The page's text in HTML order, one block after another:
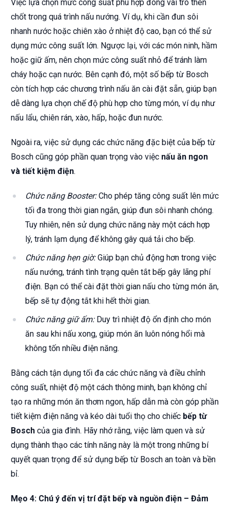
Việc lựa chọn mức công suất phù hợp đóng vai trò then
chốt trong quá trình nấu nướng. Ví dụ, khi cần đun sôi
nhanh nước hoặc chiên xào ở nhiệt độ cao, bạn có thể sử
dụng mức công suất lớn. Ngược lại, với các món ninh, hầm
hoặc giữ ấm, nên chọn mức công suất nhỏ để tránh làm
cháy hoặc cạn nước. Bên cạnh đó, một số bếp từ Bosch
còn tích hợp các chương trình nấu ăn cài đặt sẵn, giúp bạn
dễ dàng lựa chọn chế độ phù hợp cho từng món, ví dụ như
nấu lẩu, chiên rán, xào, hấp, hoặc đun nước.
Ngoài ra, việc sử dụng các chức năng đặc biệt của bếp từ
Bosch cũng góp phần quan trọng vào việc nấu ăn ngon
và tiết kiệm điện.
Chức năng Booster:Cho phép tăng công suất lên mức
tối đa trong thời gian ngắn, giúp đun sôi nhanh chóng.
Tuy nhiên, nên sử dụng chức năng này một cách hợp
lý, tránh lạm dụng để không gây quá tải cho bếp.
Chức năng hẹn giờ:Giúp bạn chủ động hơn trong việc
nấu nướng, tránh tình trạng quên tắt bếp gây lãng phí
điện. Bạn có thể cài đặt thời gian nấu cho từng món ăn,
bếp sẽ tự động tắt khi hết thời gian.
Chức năng giữ ấm:Duy trì nhiệt độ ổn định cho món
ăn sau khi nấu xong, giúp món ăn luôn nóng hổi mà
không tốn nhiều điện năng.
Bằng cách tận dụng tối đa các chức năng và điều chỉnh
công suất, nhiệt độ một cách thông minh, bạn không chỉ
tạo ra những món ăn thơm ngon, hấp dẫn mà còn góp phần
tiết kiệm điện năng và kéo dài tuổi thọ cho chiếc bếp từ
Bosch của gia đình. Hãy nhớ rằng, việc làm quen và sử
dụng thành thạo các tính năng này là một trong những bí
quyết quan trọng để sử dụng bếp từ Bosch an toàn và bền
bỉ.
Mẹo 4: Chú ý đến vị trí đặt bếp và nguồn điện – Đảm